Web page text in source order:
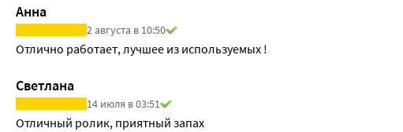
Анна
2 августа в 10:50
Отлично работает, лучшее из используемых !
Светлана
14 июля в 03:51
Отличный ролик, приятный запах